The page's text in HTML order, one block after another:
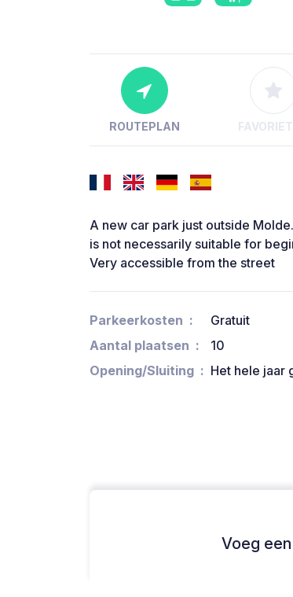
ROUTEPLAN
A new car park just outside
is not necessarily suitable for
Very accessible from the street
Parkeerkosten
Gratuit
Aantal plaatsen
10
Opening/Sluiting
Het hele jaar
Voeg